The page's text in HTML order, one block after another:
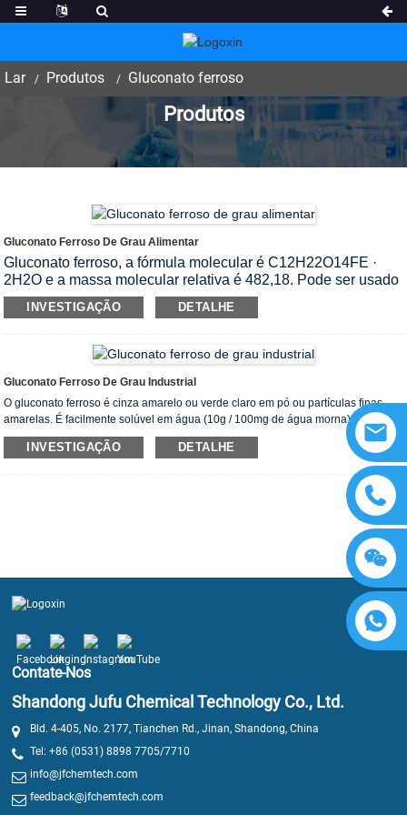
Lar Produtos Gluconato ferroso
Produtos
Gluconato Ferroso De Grau Alimentar
Gluconato ferroso, a fórmula molecular é C12H22O14FE ·
2H2O e a massa molecular relativa é 482,18. Pode ser usado
como protetor de cores e fortificador nutricional em alimentos.
Pode ser feito neutralizando o ácido glicônico com ferro
biodisponibilidade, boa solubilidade em água, sabor suave
sem adstringência e é mais fortificado em bebidas de leite,
mas também é fácil causar alterações na cor e sabor
alimentar, o que limita sua aplicação até certo ponto.
INVESTIGAÇÃO DETALHE
Gluconato Ferroso De Grau Industrial
O gluconato ferroso é cinza amarelo ou verde claro em pó ou partículas finas
amarelas. É facilmente solúvel em água (10g / 100mg de água morna), quase
insolúvel em etanol. A solução aquosa de 5% é ácida ao decorrente e a adição
de glicose pode torná -la estável. Cheira a caramelo.
INVESTIGAÇÃO DETALHE
Contate-Nos
Shandong Jufu Chemical Technology Co., Ltd.
Bld. 4-405, No. 2177, Tianchen Rd., Jinan, Shandong, China
Tel: +86 (0531) 8898 7705/7710
info@jfchemtech.com
feedback@jfchemtech.com